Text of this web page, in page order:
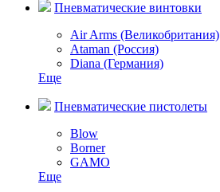
Пневматические винтовки
Air Arms (Великобритания)
Ataman (Россия)
Diana (Германия)
Еще
Пневматические пистолеты
Blow
Borner
GAMO
Еще